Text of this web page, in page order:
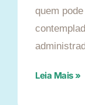
quem
Leia Mais »